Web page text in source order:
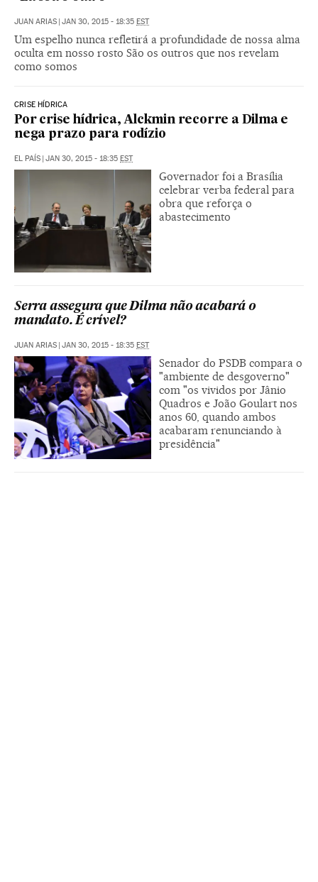
JUAN ARIAS | JAN 30, 2015 - 18:35 EST
Um espelho nunca refletirá a profundidade de nossa alma
oculta em nosso rosto São os outros que nos revelam
como somos
CRISE HÍDRICA
Por crise hídrica, Alckmin recorre a Dilma e
nega prazo para rodízio
EL PAÍS | JAN 30, 2015 - 18:35 EST
Governador foi a Brasília
celebrar verba federal para
obra que reforça o
abastecimento
Serra assegura que Dilma não acabará o
mandato. É crível?
JUAN ARIAS | JAN 30, 2015 - 18:35 EST
Senador do PSDB compara o
"ambiente de desgoverno"
com "os vividos por Jânio
Quadros e João Goulart nos
anos 60, quando ambos
acabaram renunciando à
presidência"